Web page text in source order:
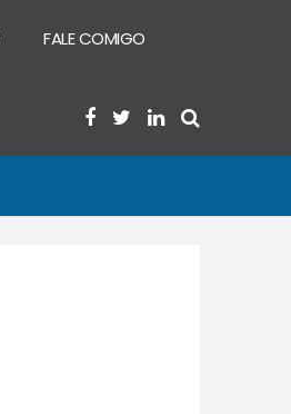
FALE COMIGO